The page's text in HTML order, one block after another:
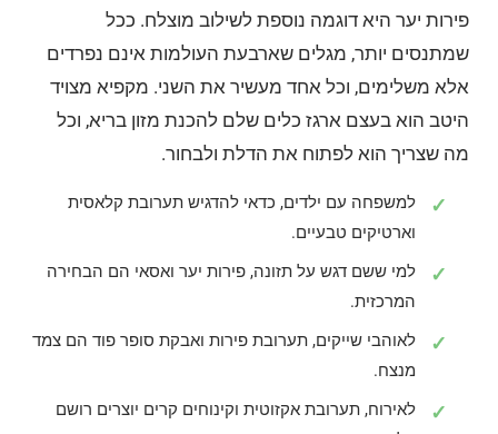
פירות יער היא דוגמה נוספת לשילוב מוצלח. ככל
שמתנסים יותר, מגלים שארבעת העולמות אינם נפרדים
אלא משלימים, וכל אחד מעשיר את השני. מקפיא מצויד
היטב הוא בעצם ארגז כלים שלם להכנת מזון בריא, וכל
מה שצריך הוא לפתוח את הדלת ולבחור.
למשפחה עם ילדים, כדאי להדגיש תערובת קלאסית
וארטיקים טבעיים.
למי ששם דגש על תזונה, פירות יער ואסאי הם הבחירה
המרכזית.
לאוהבי שייקים, תערובת פירות ואבקת סופר פוד הם צמד
מנצח.
לאירוח, תערובת אקזוטית וקינוחים קרים יוצרים רושם